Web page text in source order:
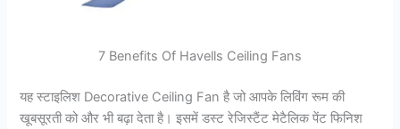
7 Benefits Of Havells Ceiling Fans
यह स्टाइलिश Decorative Ceiling Fan है जो आपके लिविंग रूम की
खूबसूरती को और भी बढ़ा देता है। इसमें डस्ट रेजिस्टैंट मेटैलिक पेंट फिनिश